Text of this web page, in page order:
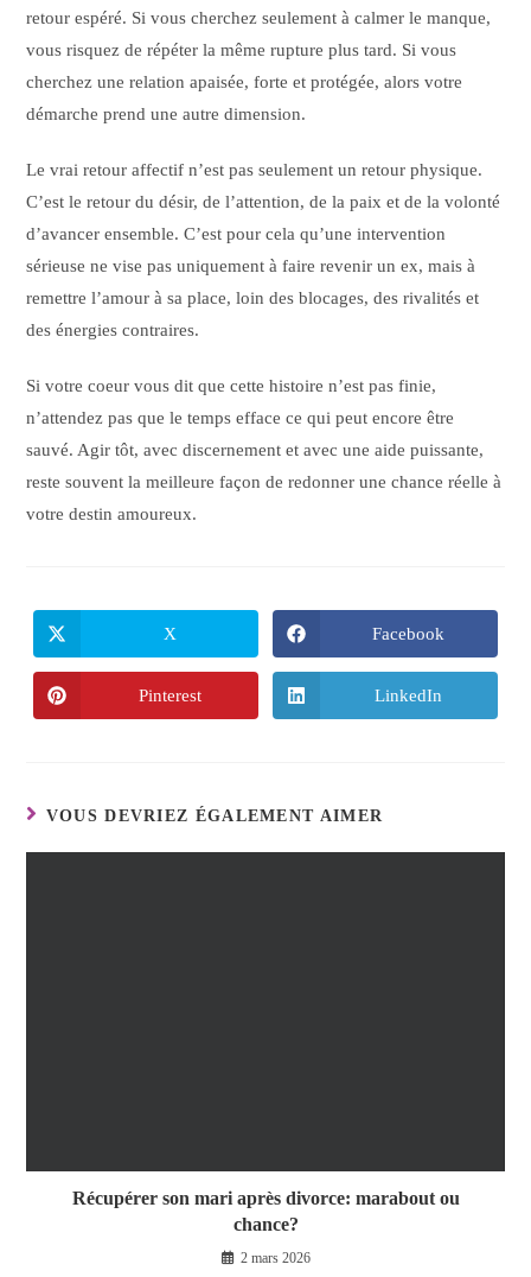
retour espéré. Si vous cherchez seulement à calmer le manque,
vous risquez de répéter la même rupture plus tard. Si vous
cherchez une relation apaisée, forte et protégée, alors votre
démarche prend une autre dimension.
Le vrai retour affectif n’est pas seulement un retour physique.
C’est le retour du désir, de l’attention, de la paix et de la volonté
d’avancer ensemble. C’est pour cela qu’une intervention
sérieuse ne vise pas uniquement à faire revenir un ex, mais à
remettre l’amour à sa place, loin des blocages, des rivalités et
des énergies contraires.
Si votre coeur vous dit que cette histoire n’est pas finie,
n’attendez pas que le temps efface ce qui peut encore être
sauvé. Agir tôt, avec discernement et avec une aide puissante,
reste souvent la meilleure façon de redonner une chance réelle à
votre destin amoureux.
X Facebook
Pinterest LinkedIn
VOUS DEVRIEZ ÉGALEMENT AIMER
Récupérer son mari après divorce: marabout ou
chance?
2 mars 2026